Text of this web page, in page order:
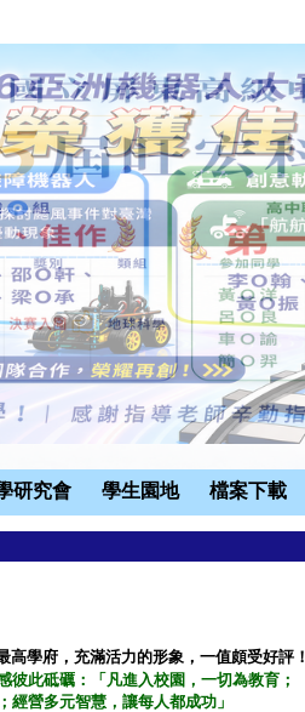
研究會 學生園地 檔案下載
高學府，充滿活力的形象，一值頗受好評！
彼此砥礪：「凡進入校園，一切為教育；
經營多元智慧，讓每人都成功」